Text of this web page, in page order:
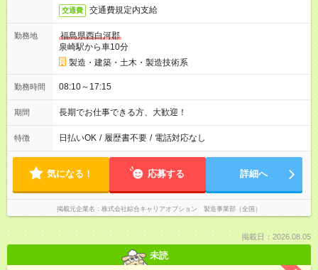
交通費 交通費規定内支給
勤務地
福島県西白河郡
泉崎駅から車10分
製造・建築・土木・製造技術系
勤務時間 08:10～17:15
期間 長期でお仕事できる方、大歓迎！
特徴 日払いOK / 履歴書不要 / 電話対応なし
気になる！ 応募する 詳細へ
掲載元企業名 株式会社綜合キャリアオプション 製造事業部（全国）
掲載日：2026.08.05
未読